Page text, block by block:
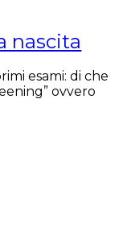
nascita
esami: di che
ovvero